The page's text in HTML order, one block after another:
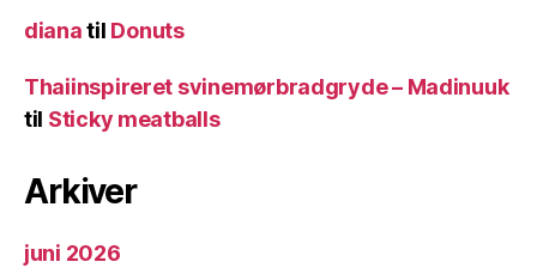
dianatil Donuts
Thaiinspireret svinemørbradgryde – Madinuuk
til Sticky meatballs
Arkiver
juni 2026